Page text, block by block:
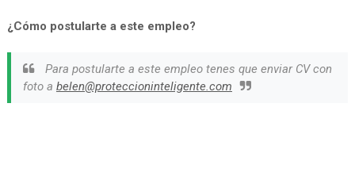
¿Cómo postularte a este empleo?
Para postularte a este empleo tenes que enviar CV con
foto a belen@proteccioninteligente.com